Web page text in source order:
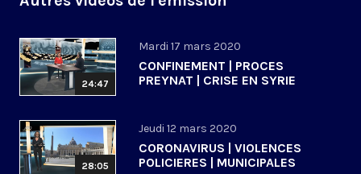
24:47
Mardi 17 mars 2020
CONFINEMENT | PROCES
PREYNAT | CRISE EN SYRIE
28:05
Jeudi 12 mars 2020
CORONAVIRUS | VIOLENCES
POLICIERES | MUNICIPALES